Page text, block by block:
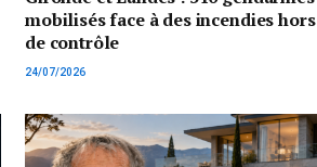
mobilisés face à des incendies hors
de contrôle
24/07/2026